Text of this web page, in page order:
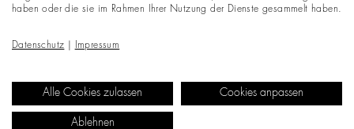
haben oder die sie im Rahmen Ihrer Nutzung der Dienste gesammelt haben.
Datenschutz Impressum
Alle Cookies zulassen Cookies anpassen
Ablehnen